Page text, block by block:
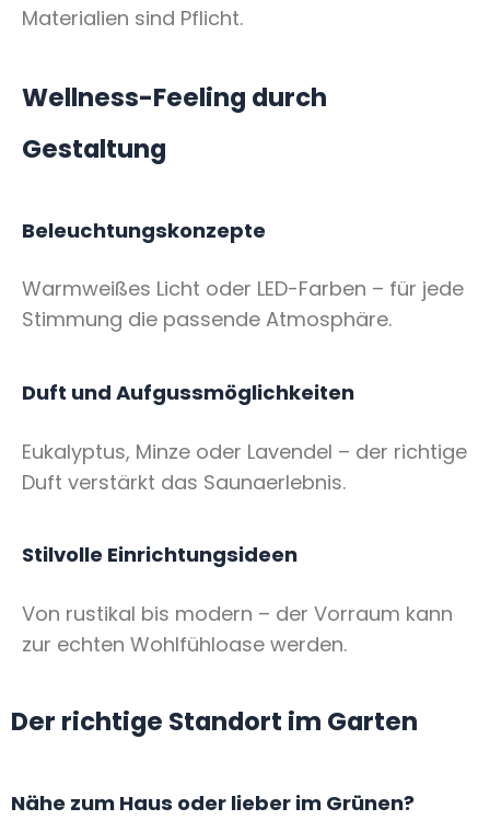
Materialien sind Pflicht.
Wellness-Feeling durch
Gestaltung
Beleuchtungskonzepte
Warmweißes Licht oder LED-Farben – für jede
Stimmung die passende Atmosphäre.
Duft und Aufgussmöglichkeiten
Eukalyptus, Minze oder Lavendel – der richtige
Duft verstärkt das Saunaerlebnis.
Stilvolle Einrichtungsideen
Von rustikal bis modern – der Vorraum kann
zur echten Wohlfühloase werden.
Der richtige Standort im Garten
Nähe zum Haus oder lieber im Grünen?